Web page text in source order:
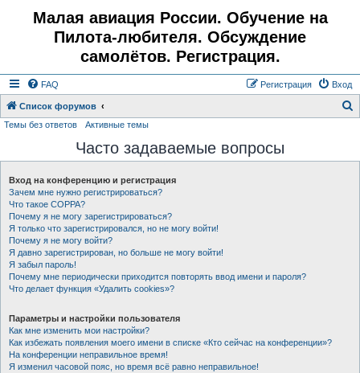
Малая авиация России. Обучение на
Пилота-любителя. Обсуждение
самолётов. Регистрация.
FAQ Вход
Регистрация
Список форумов
с
Темы без ответов Активные темы
Часто задаваемые вопросы
Вход на конференцию и регистрация
Зачем мне нужно регистрироваться?
Что такое COPPA?
Почему я не могу зарегистрироваться?
Я только что зарегистрировался, но не могу войти!
Почему я не могу войти?
Я давно зарегистрирован, но больше не могу войти!
Я забыл пароль!
Почему мне периодически приходится повторять ввод имени и пароля?
Что делает функция «Удалить cookies»?
Параметры и настройки пользователя
Как мне изменить мои настройки?
Как избежать появления моего имени в списке «Кто сейчас на конференции»?
На конференции неправильное время!
Я изменил часовой пояс, но время всё равно неправильное!